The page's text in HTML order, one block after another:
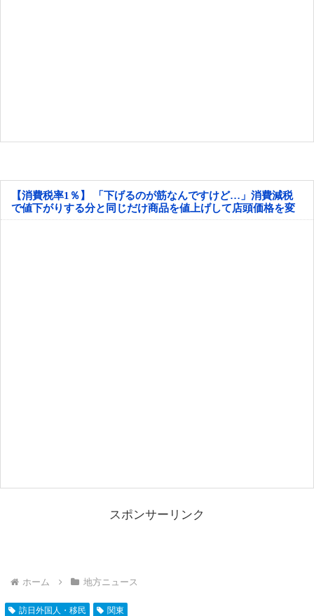
【消費税率1％】 「下げるのが筋なんですけど…」消費減税
で値下がりする分と同じだけ商品を値上げして店頭価格を変
えない店も
スポンサーリンク
ホーム 地方ニュース
訪日外国人・移民 関東